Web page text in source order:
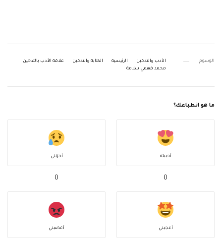
الوسوم الأدب والتدخين الرئيسية الكتابة والتدخين
علاقة الأدب بالتدخين
محمد فهمي سلامة
ما هو انطباعك؟
أحببته
0
أحزنني
0
أعجبني أغضبني